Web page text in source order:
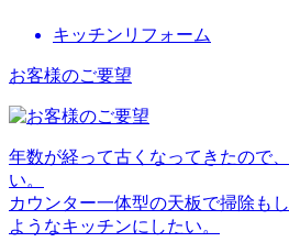
キッチンリフォーム
お客様のご要望
年数が経って古くなってきたので
い。
カウンター一体型の天板で掃除も
ようなキッチンにしたい。